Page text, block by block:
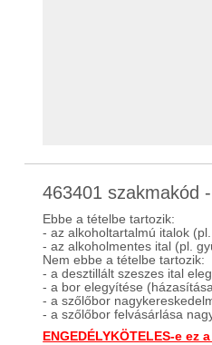
463401 szakmakód
Ebbe a tételbe tartozik:
- az alkoholtartalmú italok
- az alkoholmentes ital (pl.
Nem ebbe a tételbe tartozik:
- a desztillált szeszes ital
- a bor elegyítése
- a szőlőbor
- a szőlőbor felvásárlása
ENGEDÉLYKÖTELES-e ez